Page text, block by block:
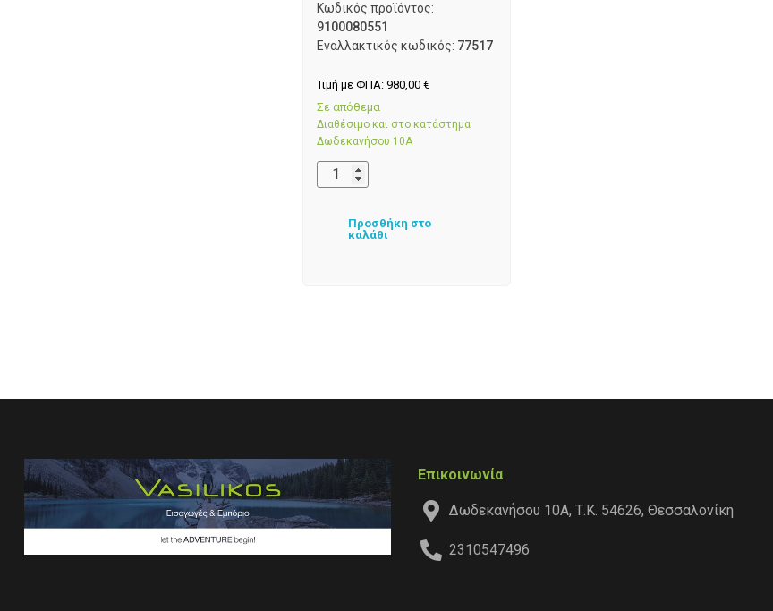
Κωδικός προϊόντος:
9100080551
Εναλλακτικός κωδικός: 77517
Τιμή με ΦΠΑ: 980,00 €
Σε απόθεμα
Διαθέσιμο και στο κατάστημα
Δωδεκανήσου 10Α
Προσθήκη στο
καλάθι
Επικοινωνία
Δωδεκανήσου 10Α, Τ.Κ. 54626, Θεσσαλονίκη
2310547496